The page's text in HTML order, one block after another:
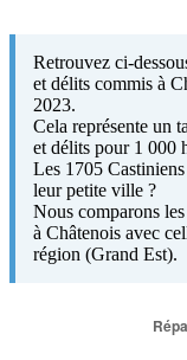
Retrouvez ci-
et délits commis à
2023.
Cela représente un
et délits pour 1 000
Les 1705
leur petite ville ?
Nous comparons
à Châtenois avec
région (Grand Est).